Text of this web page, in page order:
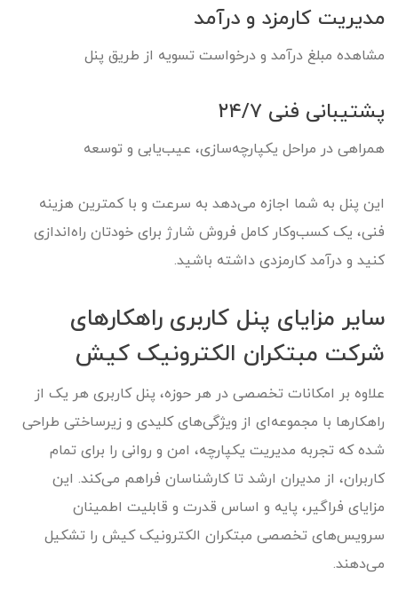
مدیریت کارمزد و درآمد
مشاهده مبلغ درآمد و درخواست تسویه از طریق پنل
پشتیبانی فنی ۲۴/۷
همراهی در مراحل یکپارچه‌سازی، عیب‌یابی و توسعه
این پنل به شما اجازه می‌دهد به سرعت و با کمترین هزینه
فنی، یک کسب‌وکار کامل فروش شارژ برای خودتان راه‌اندازی
کنید و درآمد کارمزدی داشته باشید.
سایر مزایای پنل کاربری راهکارهای
شرکت مبتکران الکترونیک کیش
علاوه بر امکانات تخصصی در هر حوزه، پنل کاربری هر یک از
راهکارها با مجموعه‌ای از ویژگی‌های کلیدی و زیرساختی طراحی
شده که تجربه مدیریت یکپارچه، امن و روانی را برای تمام
کاربران، از مدیران ارشد تا کارشناسان فراهم می‌کند. این
مزایای فراگیر، پایه و اساس قدرت و قابلیت اطمینان
سرویس‌های تخصصی مبتکران الکترونیک کیش را تشکیل
می‌دهند.